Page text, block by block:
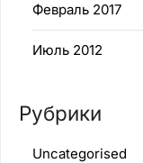
Февраль 2017
Июль 2012
Рубрики
Uncategorised